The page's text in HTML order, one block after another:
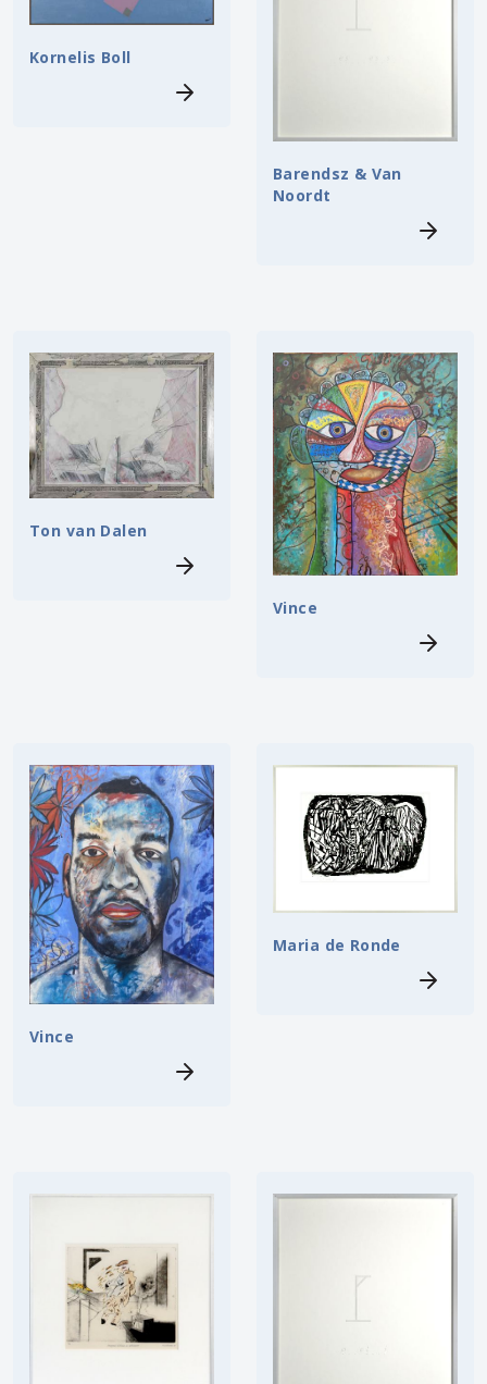
Kornelis Boll
Barendsz & Van
Noordt
Ton van Dalen
Vince
Vince
Maria de Ronde